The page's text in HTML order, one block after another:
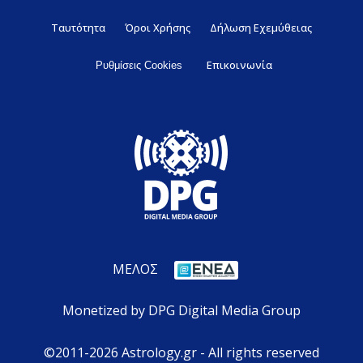
Ταυτότητα Όροι Χρήσης Δήλωση Εχεμύθειας
Ρυθμίσεις Cookies Επικοινωνία
ΜΕΛΟΣ
Monetized by DPG Digital Media Group
©2011-2026 Astrology.gr - All rights reserved